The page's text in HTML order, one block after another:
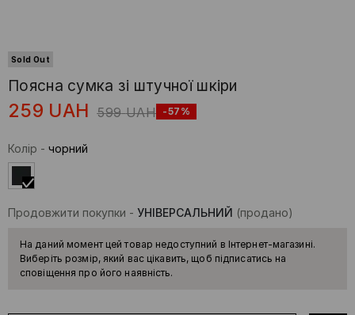
Sold Out
Поясна сумка зі штучної шкіри
259 UAH 599 UAH -57%
Колір - чорний
Продовжити покупки - УНІВЕРСАЛЬНИЙ (продано)
На даний момент цей товар недоступний в Інтернет-магазині.
Виберіть розмір, який вас цікавить, щоб підписатись на
сповіщення про його наявність.